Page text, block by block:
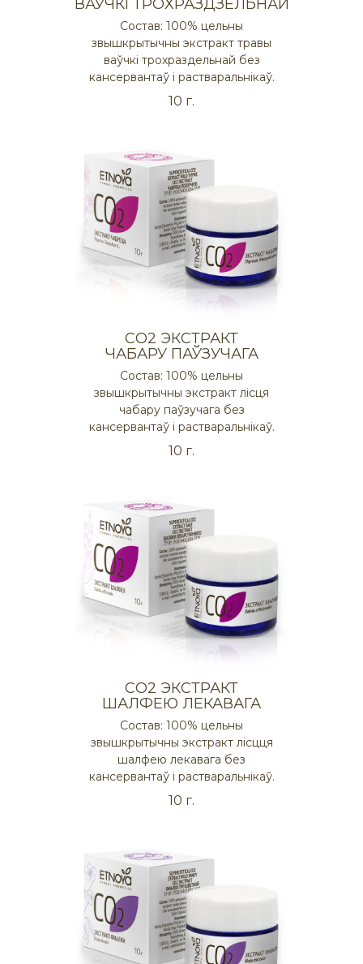
ВАЎЧКІ ТРОХРАЗДЗЕЛЬНАЙ
Состав: 100% цельны
звышкрытычны экстракт травы
ваўчкі трохраздельнай без
кансервантаў і растваральнікаў.
10 г.
СO2 ЭКСТРАКТ
ЧАБАРУ ПАЎЗУЧАГА
Состав: 100% цельны
звышкрытычны экстракт лісця
чабару паўзучага без
кансервантаў і растваральнікаў.
10 г.
СO2 ЭКСТРАКТ
ШАЛФЕЮ ЛЕКАВАГА
Состав: 100% цельны
звышкрытычны экстракт лісцця
шалфею лекавага без
кансервантаў і растваральнікаў.
10 г.